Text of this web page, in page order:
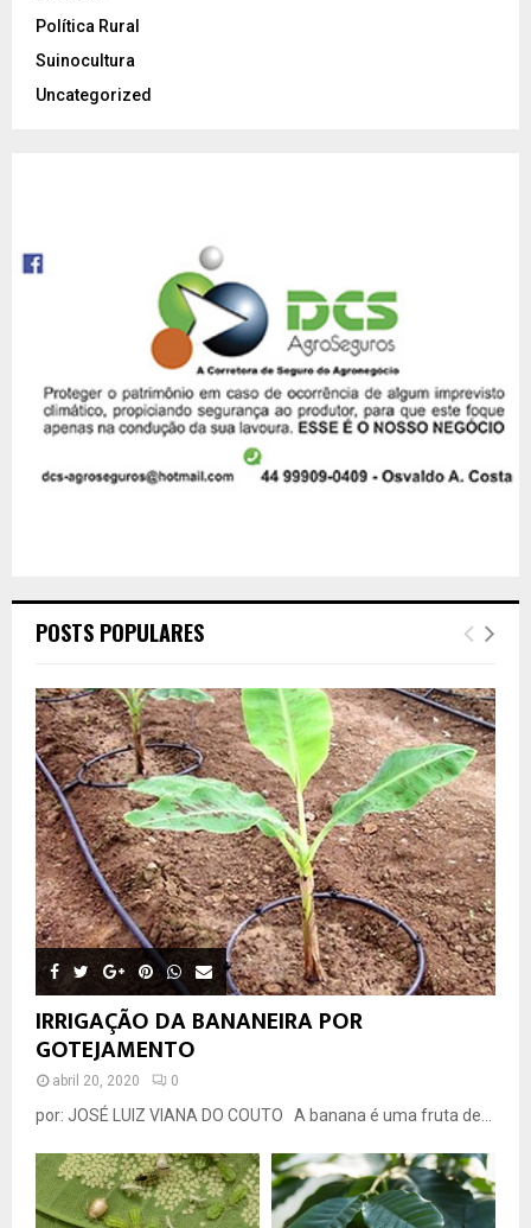
Política Rural
Suinocultura
Uncategorized
POSTS POPULARES
IRRIGAÇÃO DA BANANEIRA POR
GOTEJAMENTO
abril 20, 2020 0
por: JOSÉ LUIZ VIANA DO COUTO A banana é uma fruta de...